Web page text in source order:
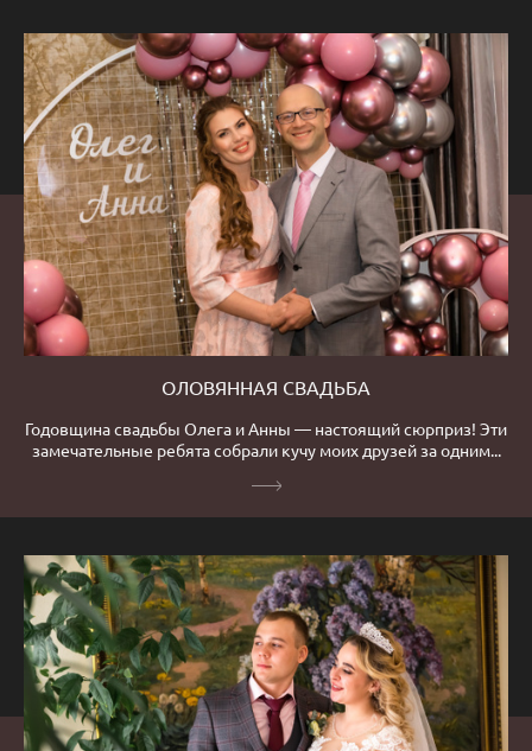
ОЛОВЯННАЯ СВАДЬБА
Годовщина свадьбы Олега и Анны — настоящий сюрприз! Эти
замечательные ребята собрали кучу моих друзей за одним...